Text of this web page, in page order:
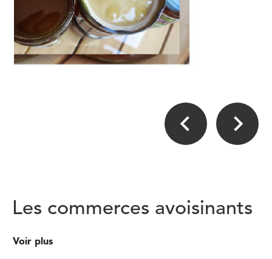
Les commerces avoisinants
Voir plus